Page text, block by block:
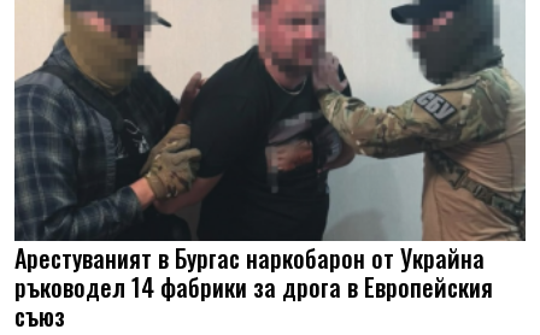
Арестуваният в Бургас наркобарон от Украйна
ръководел 14 фабрики за дрога в Европейския
съюз